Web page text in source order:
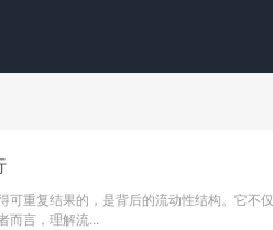
重复结果的，是背后的流动性结构。它不仅
言，理解流...